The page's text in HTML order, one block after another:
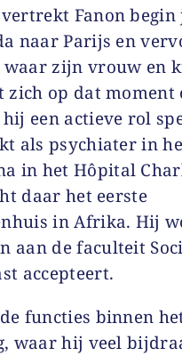
Fanon
naar Parijs en
zijn vrouw en
zich op dat moment
een actieve rol
als psychiater in
in het Hôpital
daar het eerste
in Afrika. Hij
aan de faculteit
accepteert.
functies binnen
waar hij veel